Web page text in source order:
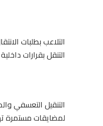
التلاعب بطلبات
التنقل بقرارات
التنقيل التعسفي
لمضايقات مستمرة